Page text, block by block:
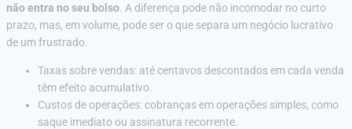
não entra no seu bolso. A diferença pode não incomodar no curto
prazo, mas, em volume, pode ser o que separa um negócio lucrativo
de um frustrado.
Taxas sobre vendas: até centavos descontados em cada venda
têm efeito acumulativo.
Custos de operações: cobranças em operações simples, como
saque imediato ou assinatura recorrente.